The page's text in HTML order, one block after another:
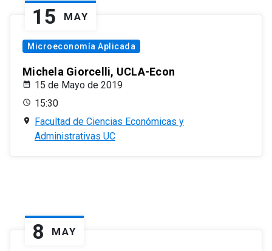
15 MAY
Microeconomía Aplicada
Michela Giorcelli, UCLA-Econ
15 de Mayo de 2019
15:30
Facultad de Ciencias Económicas y
Administrativas UC
8 MAY